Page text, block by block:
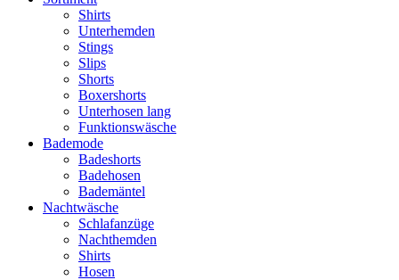
Shirts
Unterhemden
Stings
Slips
Shorts
Boxershorts
Unterhosen lang
Funktionswäsche
Bademode
Badeshorts
Badehosen
Bademäntel
Nachtwäsche
Schlafanzüge
Nachthemden
Shirts
Hosen